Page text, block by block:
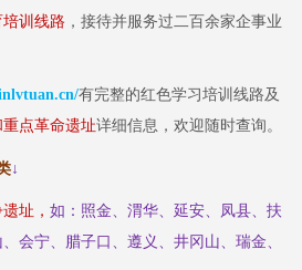
训线路 ，接待并服务过二百余家企事业
有完整的红色学习培训线路及
点革命遗址详细信息，欢迎随时查询。
↓
址， 如：照金、渭华、延安、凤县、扶
会宁、腊子口、遵义、井冈山、瑞金、